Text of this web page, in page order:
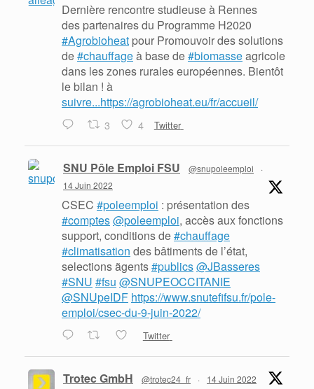
Dernière rencontre studieuse à Rennes
des partenaires du Programme H2020
#Agrobioheat pour Promouvoir des solutions
de#chauffageà base de#biomasseagricole
dans les zones rurales européennes. Bientôt
le bilan ! à
suivre...https://agrobioheat.eu/fr/accueil/
3 4 Twitter
SNU Pôle Emploi FSU @snupoleemploi
·
14 Juin 2022
CSEC #poleemploi : présentation des
#comptes@poleemploi, accès aux fonctions
support, conditions de#chauffage
#climatisation des bâtiments de l’état,
selections ãgents#publics@JBasseres
#SNU #fsu @SNUPEOCCITANIE
@SNUpeIDF https://www.snutefifsu.fr/pole-
emploi/csec-du-9-juin-2022/
Twitter
Trotec GmbH @trotec24_fr · 14 Juin 2022